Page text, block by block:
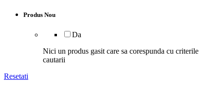
Produs Nou
Da
Nici un produs gasit care sa corespunda cu criterile
cautarii
Resetati